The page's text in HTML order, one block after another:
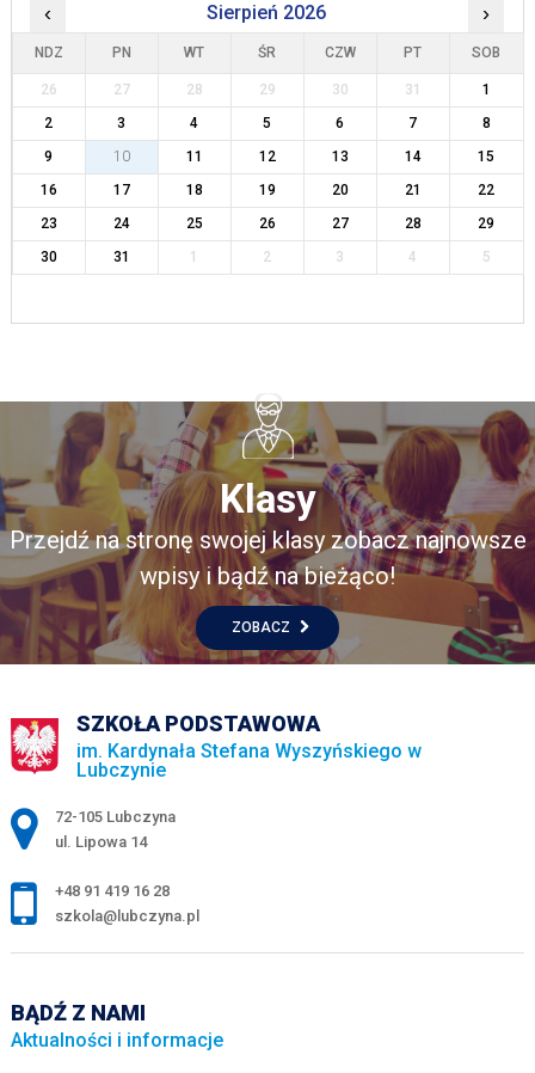
‹ Sierpień 2026 ›
NDZ PN WT ŚR CZW PT SOB
26 27 28 29 30 31
1
2
3 4 5 6 7
8
9
10 11 12 13 14
15
16
17 18 19 20 21
22
23
24 25 26 27 28
29
30
31 1 2 3 4 5
Klasy
Przejdź na stronę swojej klasy zobacz najnowsze
wpisy i bądź na bieżąco!
ZOBACZ
SZKOŁA PODSTAWOWA
im. Kardynała Stefana Wyszyńskiego w
Lubczynie
Adres pocztowy:
72-105 Lubczyna
ul. Lipowa 14
+48 91 419 16 28
szkola@lubczyna.pl
BĄDŹ Z NAMI
Aktualności i informacje